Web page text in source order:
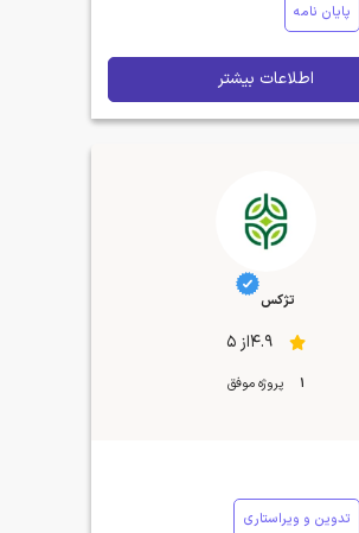
پایان نامه
اطلاعات بیشتر
تژکس
4.9از 5
1 پروژه موفق
تدوین و ویراستاری